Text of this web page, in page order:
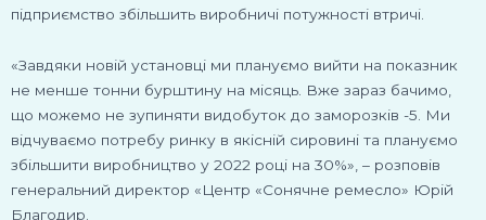
підприємство збільшить виробничі потужності втричі.
«Завдяки новій установці ми плануємо вийти на показник
не менше тонни бурштину на місяць. Вже зараз бачимо,
що можемо не зупиняти видобуток до заморозків -5. Ми
відчуваємо потребу ринку в якісній сировині та плануємо
збільшити виробництво у 2022 році на 30%», – розповів
генеральний директор «Центр «Сонячне ремесло» Юрій
Благодир.